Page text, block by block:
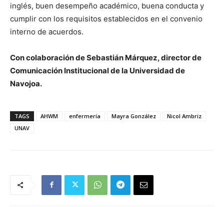
inglés, buen desempeño académico, buena conducta y
cumplir con los requisitos establecidos en el convenio
interno de acuerdos.
Con colaboración de Sebastián Márquez, director de
Comunicación Institucional de la Universidad de
Navojoa.
TAGS AHWM enfermería Mayra González
Nicol Ambriz
UNAV